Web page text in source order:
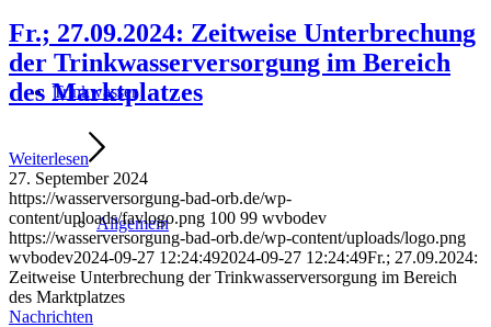
Trinkwasser
Allgemein
Fr.; 27.09.2024: Zeitweise Unterbrechung
der Trinkwasserversorgung im Bereich
des Marktplatzes
Weiterlesen
27. September 2024
https://wasserversorgung-bad-orb.de/wp-
content/uploads/favlogo.png 100 99 wvbodev
https://wasserversorgung-bad-orb.de/wp-content/uploads/logo.png
wvbodev2024-09-27 12:24:492024-09-27 12:24:49Fr.; 27.09.2024:
Zeitweise Unterbrechung der Trinkwasserversorgung im Bereich
des Marktplatzes
Nachrichten